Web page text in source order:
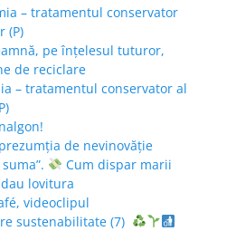
– tratamentul conservator
(P)
pe înțelesul tuturor,
de reciclare
– tratamentul conservator al
de nevinovăție
Cum dispar marii
lovitura
videoclipul
sustenabilitate (7)